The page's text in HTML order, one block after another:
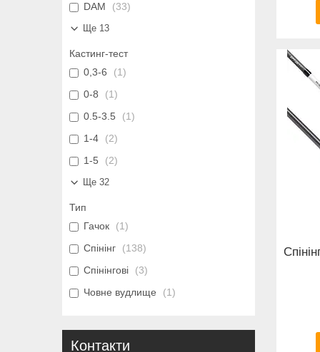
DAM
33
Ще 13
Кастинг-тест
0,3-6
1
0-8
1
0.5-3.5
1
1-4
2
1-5
2
Ще 32
Тип
Гачок
1
Спінінг
138
Спінінгові
3
Човне вудлище
1
Контакти